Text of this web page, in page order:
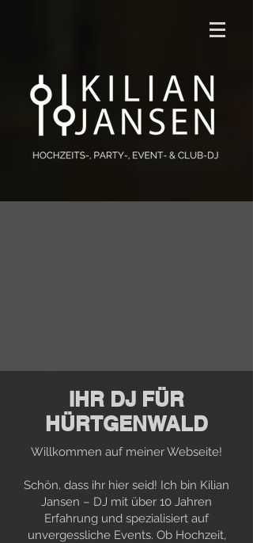
IHR DJ FÜR
HÜRTGENWALD
Willkommen auf meiner Webseite!
Schön, dass ihr hier seid! Ich bin Kilian
Jansen – DJ mit über 10 Jahren
Erfahrung und spezialisiert auf
unvergessliche Events. Ob Hochzeit,